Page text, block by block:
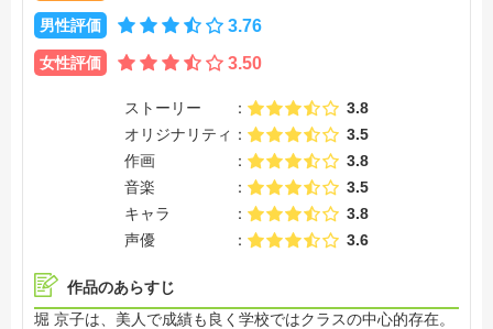
男性評価 3.76
女性評価 3.50
ストーリー
3.8
オリジナリティ
3.5
作画
3.8
音楽
3.5
キャラ
3.8
声優
3.6
作品のあらすじ
堀 京子は、美人で成績も良く学校ではクラスの中心的存在。